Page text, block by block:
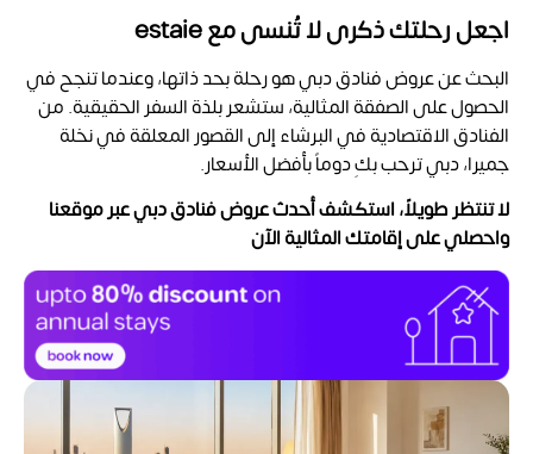
اجعل رحلتك ذكرى لا تُنسى مع estaie
البحث عنعروض فنادق دبيهو رحلة بحد ذاتها، وعندما تنجح في
الحصول على الصفقة المثالية، ستشعر بلذة السفر الحقيقية. من
الفنادق الاقتصادية في البرشاء إلى القصور المعلقة في نخلة
جميرا، دبي ترحب بكِ دوماً بأفضل الأسعار.
لا تنتظر طويلاً، استكشف أحدث عروض فنادق دبي عبر موقعنا
واحصلي على إقامتك المثالية الآن